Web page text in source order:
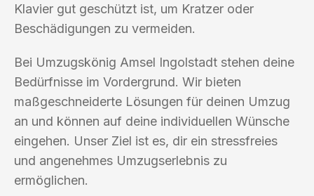
Klavier gut geschützt ist, um Kratzer oder
Beschädigungen zu vermeiden.
Bei Umzugskönig Amsel Ingolstadt stehen deine
Bedürfnisse im Vordergrund. Wir bieten
maßgeschneiderte Lösungen für deinen Umzug
an und können auf deine individuellen Wünsche
eingehen. Unser Ziel ist es, dir ein stressfreies
und angenehmes Umzugserlebnis zu
ermöglichen.